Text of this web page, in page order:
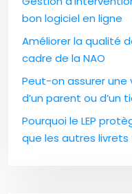
bon logiciel en ligne
Améliorer la qualité
cadre de la NAO
Peut-on assurer une
d’un parent ou d’un
Pourquoi le LEP
que les autres livrets